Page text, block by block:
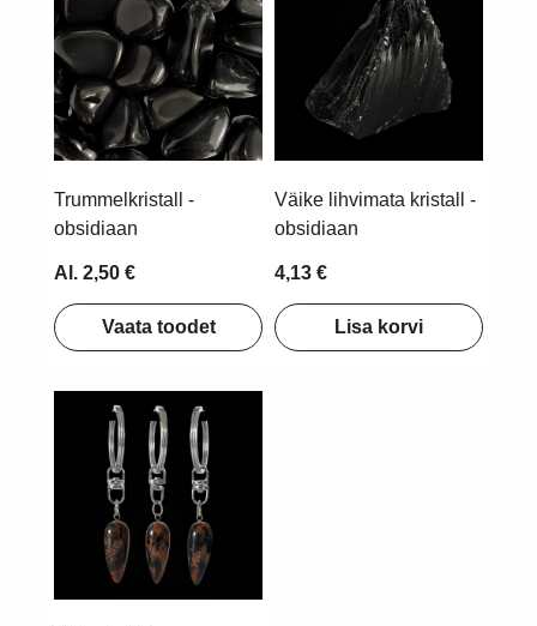
Trummelkristall -
obsidiaan
Al. 2,50 €
Vaata toodet
Väike lihvimata kristall -
obsidiaan
4,13 €
Lisa korvi